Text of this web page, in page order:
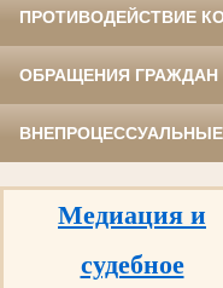
ПРОТИВОДЕЙСТВИЕ
ОБРАЩЕНИЯ ГРАЖДАН
Медиация и
судебное